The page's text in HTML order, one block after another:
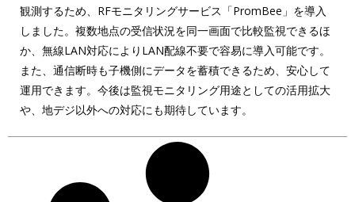
観測するため、RFモニタリングサービス「PromBee」を導入
しました。複数地点の受信状況を同一画面で比較監視できるほ
か、無線LAN対応によりLAN配線不要で容易に導入可能です。
また、通信断時も子機側にデータを蓄積できるため、安心して
運用できます。今後は監視モニタリング用途としての活用拡大
や、地デジ以外への対応にも期待しています。